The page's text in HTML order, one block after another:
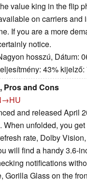
value king in the flip
on carriers
If you are a more
notice.
hosszú, Dátum:
43%
Pros and Cons
and released April
unfolded, you
rate, Dolby
will find a handy 3.6-
notifications
Glass on the